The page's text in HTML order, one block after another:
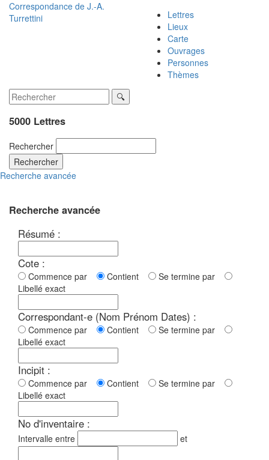
Correspondance de J.-A.
Turrettini
Lettres
Lieux
Carte
Ouvrages
Personnes
Thèmes
5000 Lettres
Rechercher
Rechercher
Recherche avancée
Recherche avancée
Résumé :
Cote :
Commence par Contient
Se termine par
Libellé exact
Correspondant-e (Nom Prénom Dates) :
Commence par Contient
Se termine par
Libellé exact
Incipit :
Commence par Contient
Se termine par
Libellé exact
No d'inventaire :
Intervalle entre et